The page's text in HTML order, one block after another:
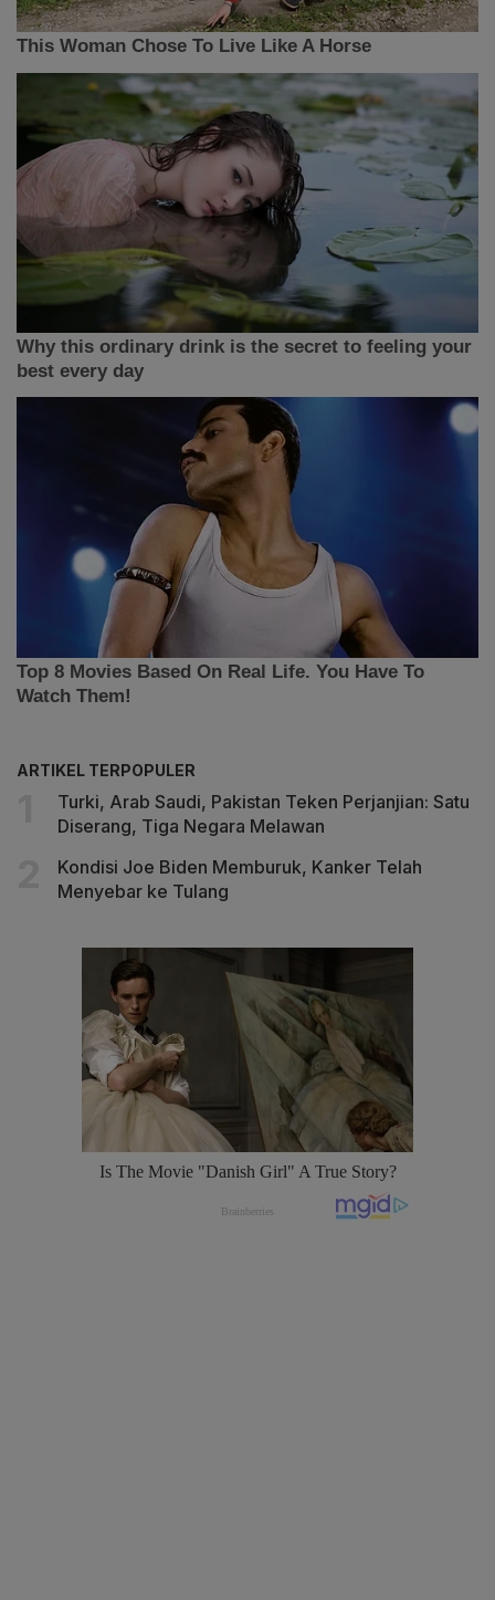
ARTIKEL TERPOPULER
Turki, Arab Saudi, Pakistan Teken Perjanjian: Satu
Diserang, Tiga Negara Melawan
Kondisi Joe Biden Memburuk, Kanker Telah
Menyebar ke Tulang